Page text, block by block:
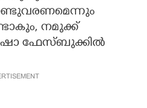
നമുക്ക്
ഫേസ്ബുക്കിൽ